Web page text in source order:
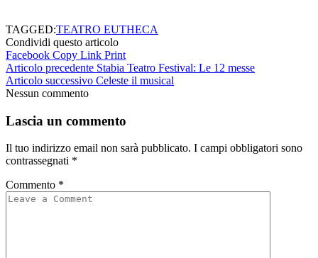
TAGGED:TEATRO EUTHECA
Condividi questo articolo
Facebook Copy Link Print
Articolo precedente Stabia Teatro Festival: Le 12 messe
Articolo successivo Celeste il musical
Nessun commento
Lascia un commento
Il tuo indirizzo email non sarà pubblicato. I campi obbligatori sono
contrassegnati *
Commento *